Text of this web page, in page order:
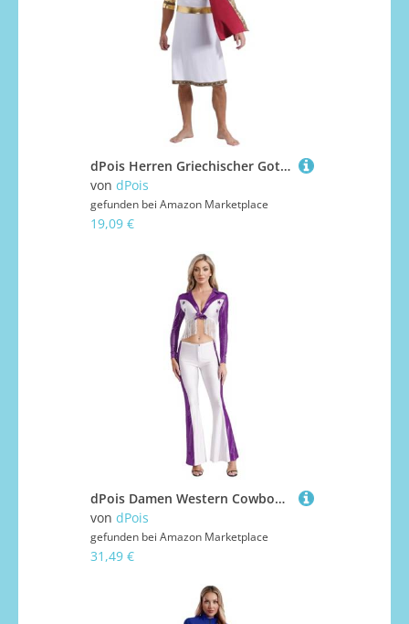
dPois Herren Griechischer Gott Kostüm Römische Kaiser Kostüm Toga Robe mit Gewand Armband Erwachsene Halloween Karneval Kostüm Burgundy 3XL
von dPois
gefunden bei Amazon Marketplace
19,09 €
dPois Damen Western Cowboy Kostüm Crop Top Bauchfrei Langarmshirt mit Schlaghose Vintage Hippe Kleidung Fasching Karneval Kostüm Violett XXL
von dPois
gefunden bei Amazon Marketplace
31,49 €